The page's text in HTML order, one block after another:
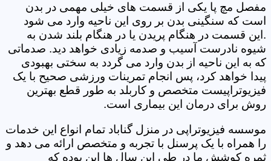
مفصل مچ پا یکی از قسمت های خیلی مهمی در بدن
است که سنگینی بدن بر روی این ناحیه وارد می شود
.این قسمت در هنگام پریدن یا در هنگام بلند شدن به
شیوه نادرست آسیب و صدمه زیادی خواهد دید. صدماتی
که به این ناحیه از بدن وارد می گردد به سختی بهبودی
پیدا خواهد کرد، پس انجام تمرینات ورزشی صحیح با یک
فیزیوتراپیست متخصص و کاربلد به طور قطع بهترین
روش برای درمان این بیماری است.
موسسه فیزیوتراپی در منزل گناباد تمام انواع این خدمات
را همراه با یک پرسنل با تجربه و متخصص ارائه می دهد و
ثمره کوشش ما در طی این سال ها این بوده که